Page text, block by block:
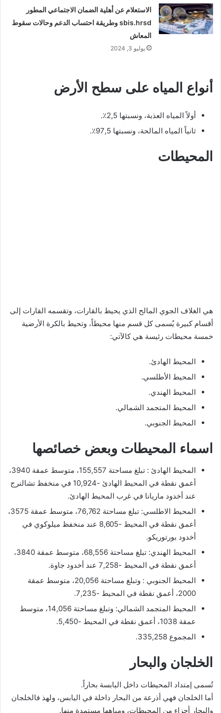
الاستعلام عن أهلية الضمان الاجتماعي المطور
sbis.hrsd وطريقة احتساب الدعم وحالات سقوط
المعاش
يوليو 3, 2024
أنواع المياه على سطح الأرض
أولاً المياه العذبة، ونسبتها 2,5٪.
ثانياً المياه المالحة، ونسبتها 97,5٪.
المحيطات
هي الغلاف الجوي المالح الذي يحيط بالقارات، وتقسمه القارات إلى
أقسام كبيرة يُسمى كل قسم منها محيطاً، وتحيط بالكرة الأرضية
خمسة محيطات رئيسة هي كالآتي:
المحيط الهادئ.
المحيط الأطلسي.
المحيط الهندي.
المحيط المتجمد الشمالي.
المحيط الجنوبي.
اسماء المحيطات وبعض خصائصها
المحيط الهادئ : تبلغ مساحتة 155,557، متوسط عمقة 3940،
أعمق نقطة في المحيط الهادئ -10,924 في منخفظ تشالنرج
عند أخدود ماريانا في غرب المحيط الهادئ.
المحيط الاطلسي: تبلغ مساحتة 76,762، متوسط عمقة 3575،
أعمق نقطة في المحيط -8,605 عند منخفظ ميلوكوي في
أخدود بورتوريكو.
المحيط الهندي: تبلغ مساحتة 68,556، متوسط عمقة 3840،
أعمق نقطة في المحيط -7,258 عند أخدود جاوة.
المحيط الجنوبي : وتبلغ مساحتة 20,056، متوسط عمقة
2000، أعمق نقطة في المحيط -7,235.
المحيط المتجمد الشمالي: وتبلغ مساحتة 14,056، متوسط
عمقة 1038، أعمق نقطة في المحيط -5,450.
المجموع 335,258.
الخلجان والبحار
تُسمى إمتداد المحيطات داخل اليابسة بحاراً.
أما الخلجان فهي أذرعة من البحار داخلة في اليابس، ولهذ فالخلجان
والبحار أجزاء من المحيطات، ومياهها مستمدة منها.